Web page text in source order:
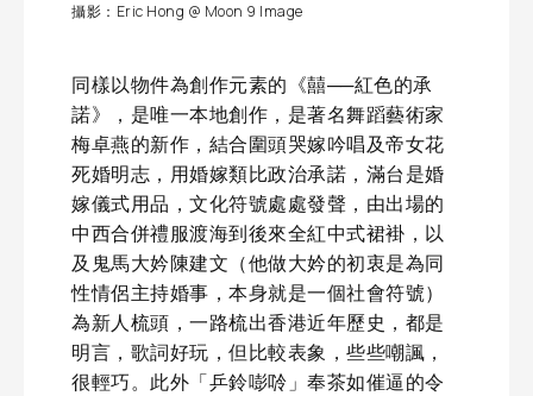
攝影：Eric Hong @ Moon 9 Image
同樣以物件為創作元素的《囍──紅色的承
諾》，是唯一本地創作，是著名舞蹈藝術家
梅卓燕的新作，結合圍頭哭嫁吟唱及帝女花
死婚明志，用婚嫁類比政治承諾，滿台是婚
嫁儀式用品，文化符號處處發聲，由出場的
中西合併禮服渡海到後來全紅中式裙褂，以
及鬼馬大妗陳建文（他做大妗的初衷是為同
性情侶主持婚事，本身就是一個社會符號）
為新人梳頭，一路梳出香港近年歷史，都是
明言，歌詞好玩，但比較表象，些些嘲諷，
很輕巧。此外「乒鈴嘭唥」奉茶如催逼的令